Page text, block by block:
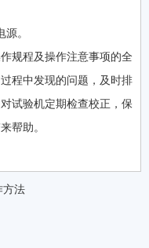
。
规程及操作注意事项的全
程中发现的问题，及时排
试验机定期检查校正，保
帮助。
方法